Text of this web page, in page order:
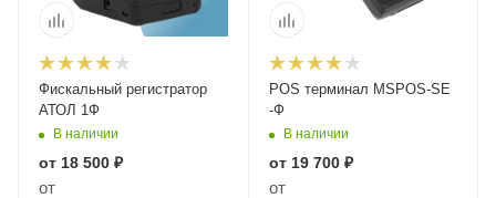
Фискальный регистратор
АТОЛ 1Ф
В наличии
от 18 500 ₽
от
POS терминал MSPOS-SE
-Ф
В наличии
от 19 700 ₽
от